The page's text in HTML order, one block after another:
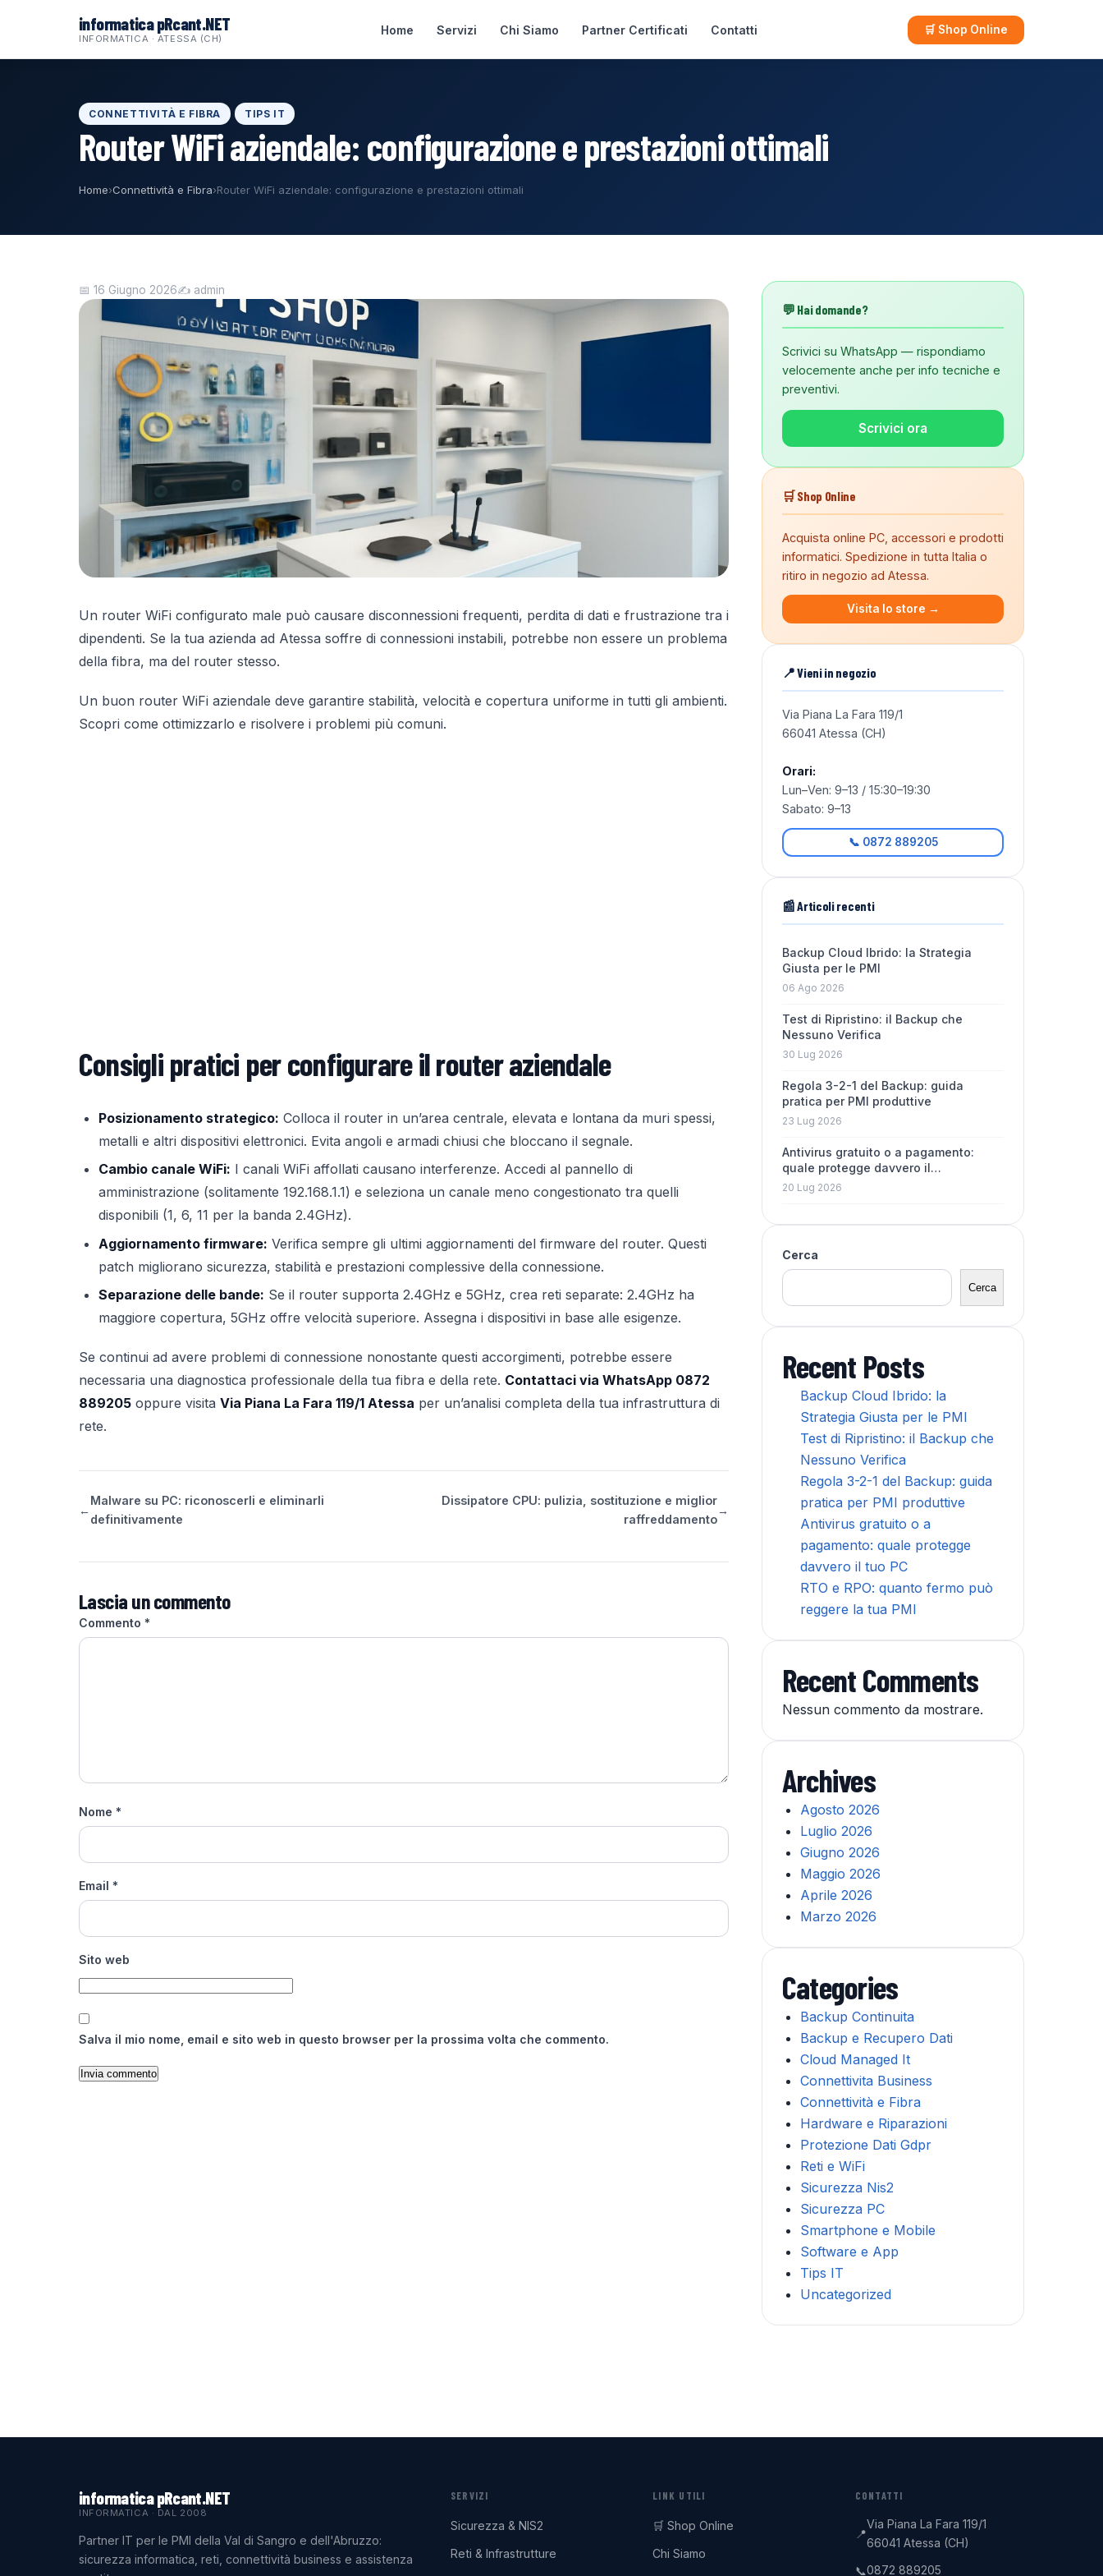
informatica pRcant.NET
INFORMATICA · ATESSA (CH)
Home Servizi Chi Siamo Partner Certificati Contatti 🛒 Shop Online
CONNETTIVITÀ E FIBRA TIPS IT
Router WiFi aziendale: configurazione e prestazioni ottimali
Home›Connettività e Fibra›Router WiFi aziendale: configurazione e prestazioni ottimali
📅 16 Giugno 2026✍️ admin
Un router WiFi configurato male può causare disconnessioni frequenti, perdita di dati e frustrazione tra i
dipendenti. Se la tua azienda ad Atessa soffre di connessioni instabili, potrebbe non essere un problema
della fibra, ma del router stesso.
Un buon router WiFi aziendale deve garantire stabilità, velocità e copertura uniforme in tutti gli ambienti.
Scopri come ottimizzarlo e risolvere i problemi più comuni.
Consigli pratici per configurare il router aziendale
Posizionamento strategico: Colloca il router in un’area centrale, elevata e lontana da muri spessi,
metalli e altri dispositivi elettronici. Evita angoli e armadi chiusi che bloccano il segnale.
Cambio canale WiFi: I canali WiFi affollati causano interferenze. Accedi al pannello di
amministrazione (solitamente 192.168.1.1) e seleziona un canale meno congestionato tra quelli
disponibili (1, 6, 11 per la banda 2.4GHz).
Aggiornamento firmware: Verifica sempre gli ultimi aggiornamenti del firmware del router. Questi
patch migliorano sicurezza, stabilità e prestazioni complessive della connessione.
Separazione delle bande: Se il router supporta 2.4GHz e 5GHz, crea reti separate: 2.4GHz ha
maggiore copertura, 5GHz offre velocità superiore. Assegna i dispositivi in base alle esigenze.
Se continui ad avere problemi di connessione nonostante questi accorgimenti, potrebbe essere
necessaria una diagnostica professionale della tua fibra e della rete. Contattaci via WhatsApp 0872
889205 oppure visita Via Piana La Fara 119/1 Atessa per un’analisi completa della tua infrastruttura di
rete.
←
Malware su PC: riconoscerli e eliminarli
definitivamente
Dissipatore CPU: pulizia, sostituzione e miglior
raffreddamento
→
Lascia un commento
Commento *
Nome *
Email *
Sito web
Salva il mio nome, email e sito web in questo browser per la prossima volta che commento.
💬 Hai domande?
Scrivici su WhatsApp — rispondiamo
velocemente anche per info tecniche e
preventivi.
Scrivici ora
🛒 Shop Online
Acquista online PC, accessori e prodotti
informatici. Spedizione in tutta Italia o
ritiro in negozio ad Atessa.
Visita lo store →
📍 Vieni in negozio
Via Piana La Fara 119/1
66041 Atessa (CH)
Orari:
Lun–Ven: 9–13 / 15:30–19:30
Sabato: 9–13
📞 0872 889205
📰 Articoli recenti
Backup Cloud Ibrido: la Strategia
Giusta per le PMI
06 Ago 2026
Test di Ripristino: il Backup che
Nessuno Verifica
30 Lug 2026
Regola 3-2-1 del Backup: guida
pratica per PMI produttive
23 Lug 2026
Antivirus gratuito o a pagamento:
quale protegge davvero il…
20 Lug 2026
Cerca
Cerca
Recent Posts
Backup Cloud Ibrido: la
Strategia Giusta per le PMI
Test di Ripristino: il Backup che
Nessuno Verifica
Regola 3-2-1 del Backup: guida
pratica per PMI produttive
Antivirus gratuito o a
pagamento: quale protegge
davvero il tuo PC
RTO e RPO: quanto fermo può
reggere la tua PMI
Recent Comments
Nessun commento da mostrare.
Archives
Agosto 2026
Luglio 2026
Giugno 2026
Maggio 2026
Aprile 2026
Marzo 2026
Categories
Backup Continuita
Backup e Recupero Dati
Cloud Managed It
Connettivita Business
Connettività e Fibra
Hardware e Riparazioni
Protezione Dati Gdpr
Reti e WiFi
Sicurezza Nis2
Sicurezza PC
Smartphone e Mobile
Software e App
Tips IT
Uncategorized
informatica pRcant.NET
INFORMATICA · DAL 2008
Partner IT per le PMI della Val di Sangro e dell'Abruzzo:
sicurezza informatica, reti, connettività business e assistenza
SERVIZI
Sicurezza & NIS2
Reti & Infrastrutture
LINK UTILI
🛒 Shop Online
Chi Siamo
CONTATTI
📍
Via Piana La Fara 119/1
66041 Atessa (CH)
📞0872 889205